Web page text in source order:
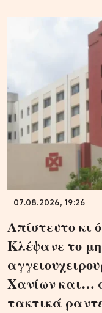
07.08.2026, 19:26
Απίστευτο κι
Κλέψανε το
Χανίων και…
τακτικά